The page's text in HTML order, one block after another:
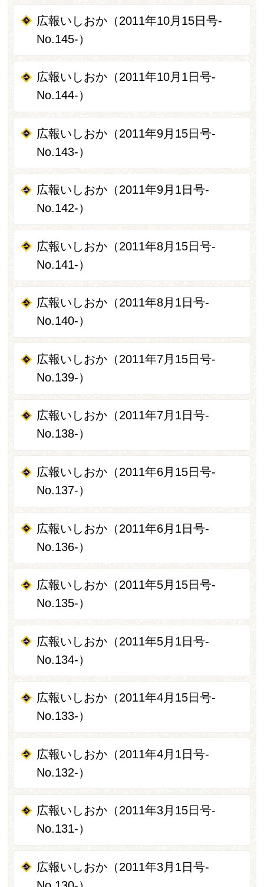
広報いしおか（2011年10月15日号-
No.145-）
広報いしおか（2011年10月1日号-
No.144-）
広報いしおか（2011年9月15日号-
No.143-）
広報いしおか（2011年9月1日号-
No.142-）
広報いしおか（2011年8月15日号-
No.141-）
広報いしおか（2011年8月1日号-
No.140-）
広報いしおか（2011年7月15日号-
No.139-）
広報いしおか（2011年7月1日号-
No.138-）
広報いしおか（2011年6月15日号-
No.137-）
広報いしおか（2011年6月1日号-
No.136-）
広報いしおか（2011年5月15日号-
No.135-）
広報いしおか（2011年5月1日号-
No.134-）
広報いしおか（2011年4月15日号-
No.133-）
広報いしおか（2011年4月1日号-
No.132-）
広報いしおか（2011年3月15日号-
No.131-）
広報いしおか（2011年3月1日号-